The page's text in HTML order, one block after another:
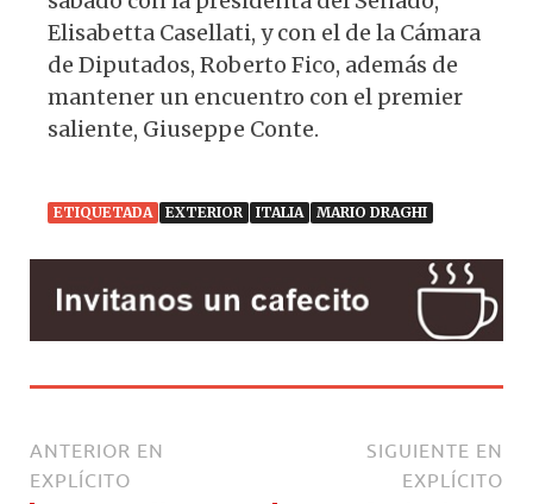
Elisabetta Casellati, y con el de la Cámara
de Diputados, Roberto Fico, además de
mantener un encuentro con el premier
saliente, Giuseppe Conte.
ETIQUETADA EXTERIOR ITALIA MARIO DRAGHI
ANTERIOR EN
EXPLÍCITO
SIGUIENTE EN
EXPLÍCITO